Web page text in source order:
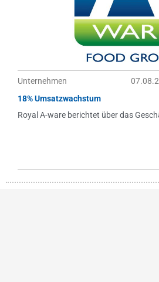
Unternehmen
18% Umsatzwachstum
Royal A-ware berichtet über das